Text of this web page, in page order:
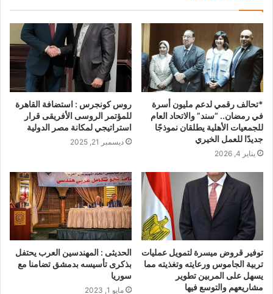
*تحالف رقمي لدعم مليون أسرة
في رمضان.. “سند” والاتحاد العام
للجمعيات الأهلية يطلقان نموذجًا
جديدًا للعمل الخيري
يناير 4, 2026
روس كونجرس : استضافة القاهرة
للمؤتمر الروسى الأفريقى قرار
استراتيجي لمكانة مصر الدولية
ديسمبر 21, 2025
توفير قروض ميسرة لتمويل عمليات
تربية الجاموس ورعايته وتغذيته مما
يسهل على المربين تطوير
مشاريعهم والتوسع فيها
الحديثى : المهندسين العرب يحتفل
بذكرى تأسيسه بدمشق تضامنا مع
سوريا
مايو 1, 2023